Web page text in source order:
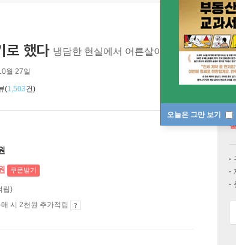
오늘은 그만 보기
로 했다 냉담한 현실에서 어른살이를 위한 to do list
월 27일
(1,503건)
쿠폰받기
립)
시 2천원 추가적립